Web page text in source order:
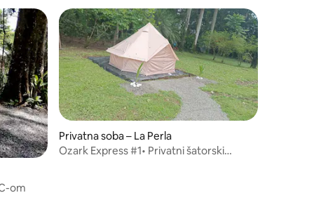
om
Privatna soba – La Perla
Ozark Express #1• Privatni šatorski